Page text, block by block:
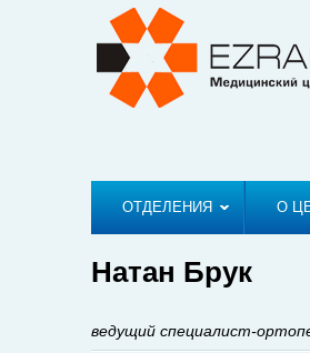
ОТДЕЛЕНИЯ О
Натан Брук
ведущий специалист-